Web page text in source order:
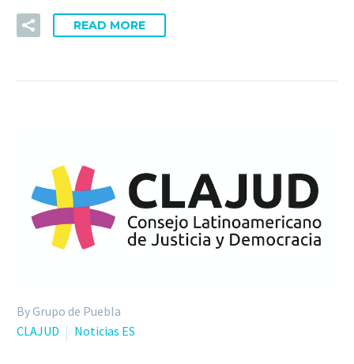
READ MORE
By Grupo de Puebla
CLAJUD
Noticias ES